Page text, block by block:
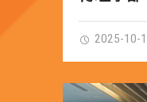
2025-10-